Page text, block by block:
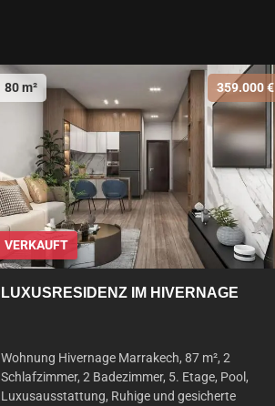
80 m² 359.000 €
VERKAUFT
LUXUSRESIDENZ IM HIVERNAGE
Wohnung Hivernage Marrakech, 87 m², 2
Schlafzimmer, 2 Badezimmer, 5. Etage, Pool,
Luxusausstattung, Ruhige und gesicherte